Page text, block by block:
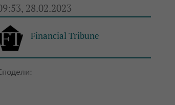
28.02.2023
Financial Tribune